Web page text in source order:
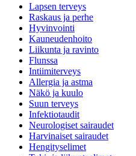
Lapsen terveys
Raskaus ja perhe
Hyvinvointi
Kauneudenhoito
Liikunta ja ravinto
Flunssa
Intiimiterveys
Allergia ja astma
Näkö ja kuulo
Suun terveys
Infektiotaudit
Neurologiset sairaudet
Harvinaiset sairaudet
Hengityselimet